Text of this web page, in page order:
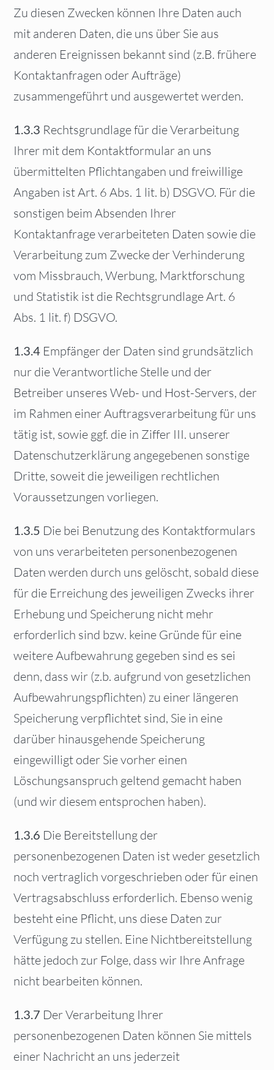
Zu diesen Zwecken können Ihre Daten auch
mit anderen Daten, die uns über Sie aus
anderen Ereignissen bekannt sind (z.B. frühere
Kontaktanfragen oder Aufträge)
zusammengeführt und ausgewertet werden.
1.3.3 Rechtsgrundlage für die Verarbeitung
Ihrer mit dem Kontaktformular an uns
übermittelten Pflichtangaben und freiwillige
Angaben ist Art. 6 Abs. 1 lit. b) DSGVO. Für die
sonstigen beim Absenden Ihrer
Kontaktanfrage verarbeiteten Daten sowie die
Verarbeitung zum Zwecke der Verhinderung
vom Missbrauch, Werbung, Marktforschung
und Statistik ist die Rechtsgrundlage Art. 6
Abs. 1 lit. f) DSGVO.
1.3.4 Empfänger der Daten sind grundsätzlich
nur die Verantwortliche Stelle und der
Betreiber unseres Web- und Host-Servers, der
im Rahmen einer Auftragsverarbeitung für uns
tätig ist, sowie ggf. die in Ziffer III. unserer
Datenschutzerklärung angegebenen sonstige
Dritte, soweit die jeweiligen rechtlichen
Voraussetzungen vorliegen.
1.3.5 Die bei Benutzung des Kontaktformulars
von uns verarbeiteten personenbezogenen
Daten werden durch uns gelöscht, sobald diese
für die Erreichung des jeweiligen Zwecks ihrer
Erhebung und Speicherung nicht mehr
erforderlich sind bzw. keine Gründe für eine
weitere Aufbewahrung gegeben sind es sei
denn, dass wir (z.b. aufgrund von gesetzlichen
Aufbewahrungspflichten) zu einer längeren
Speicherung verpflichtet sind, Sie in eine
darüber hinausgehende Speicherung
eingewilligt oder Sie vorher einen
Löschungsanspruch geltend gemacht haben
(und wir diesem entsprochen haben).
1.3.6 Die Bereitstellung der
personenbezogenen Daten ist weder gesetzlich
noch vertraglich vorgeschrieben oder für einen
Vertragsabschluss erforderlich. Ebenso wenig
besteht eine Pflicht, uns diese Daten zur
Verfügung zu stellen. Eine Nichtbereitstellung
hätte jedoch zur Folge, dass wir Ihre Anfrage
nicht bearbeiten können.
1.3.7 Der Verarbeitung Ihrer
personenbezogenen Daten können Sie mittels
einer Nachricht an uns jederzeit